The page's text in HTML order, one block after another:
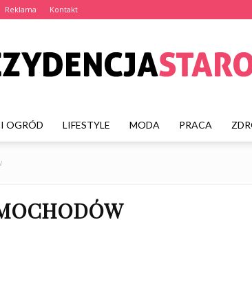
Reklama Kontakt
OGRÓD LIFESTYLE MODA PRACA